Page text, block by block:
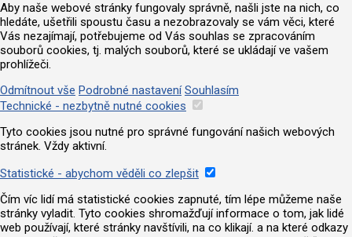
Aby naše webové stránky fungovaly správně, našli jste na nich, co
hledáte, ušetřili spoustu času a nezobrazovaly se vám věci, které
Vás nezajímají, potřebujeme od Vás souhlas se zpracováním
souborů cookies, tj. malých souborů, které se ukládají ve vašem
prohlížeči.
Odmítnout vše Podrobné nastavení Souhlasím
Technické - nezbytně nutné cookies
Tyto cookies jsou nutné pro správné fungování našich webových
stránek. Vždy aktivní.
Statistické - abychom věděli co zlepšit
Čím víc lidí má statistické cookies zapnuté, tím lépe můžeme naše
stránky vyladit. Tyto cookies shromažďují informace o tom, jak lidé
web používají, které stránky navštívili, na co klikají. a na které odkazy